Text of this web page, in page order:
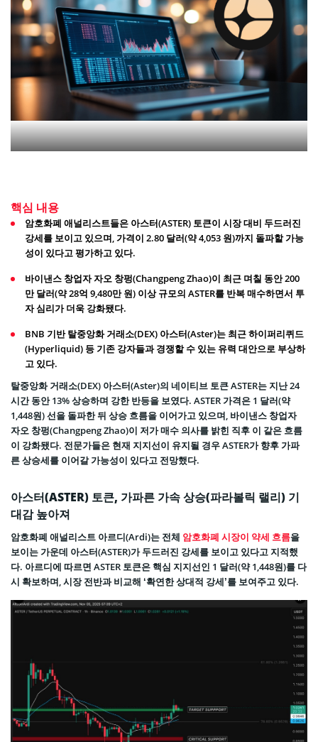
핵심 내용
암호화폐 애널리스트들은 아스터(ASTER) 토큰이 시장 대비 두드러진
강세를 보이고 있으며, 가격이 2.80 달러(약 4,053 원)까지 돌파할 가능
성이 있다고 평가하고 있다.
바이낸스 창업자 자오 창펑(Changpeng Zhao)이 최근 며칠 동안 200
만 달러(약 28억 9,480만 원) 이상 규모의 ASTER를 반복 매수하면서 투
자 심리가 더욱 강화됐다.
BNB 기반 탈중앙화 거래소(DEX) 아스터(Aster)는 최근 하이퍼리퀴드
(Hyperliquid) 등 기존 강자들과 경쟁할 수 있는 유력 대안으로 부상하
고 있다.
탈중앙화 거래소(DEX) 아스터(Aster)의 네이티브 토큰 ASTER는 지난 24
시간 동안 13% 상승하며 강한 반등을 보였다. ASTER 가격은 1 달러(약
1,448원) 선을 돌파한 뒤 상승 흐름을 이어가고 있으며, 바이낸스 창업자
자오 창펑(Changpeng Zhao)이 저가 매수 의사를 밝힌 직후 이 같은 흐름
이 강화됐다. 전문가들은 현재 지지선이 유지될 경우 ASTER가 향후 가파
른 상승세를 이어갈 가능성이 있다고 전망했다.
아스터(ASTER) 토큰, 가파른 가속 상승(파라볼릭 랠리) 기
대감 높아져
암호화폐 애널리스트 아르디(Ardi)는 전체 암호화폐 시장이 약세 흐름을
보이는 가운데 아스터(ASTER)가 두드러진 강세를 보이고 있다고 지적했
다. 아르디에 따르면 ASTER 토큰은 핵심 지지선인 1 달러(약 1,448원)를 다
시 확보하며, 시장 전반과 비교해 ‘확연한 상대적 강세’를 보여주고 있다.